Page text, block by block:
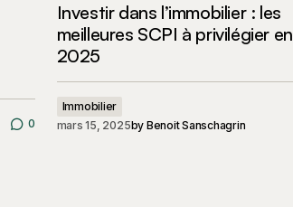
0
Investir dans l’immobilier : les
meilleures SCPI à privilégier en
2025
Immobilier
mars 15, 2025by Benoit Sanschagrin